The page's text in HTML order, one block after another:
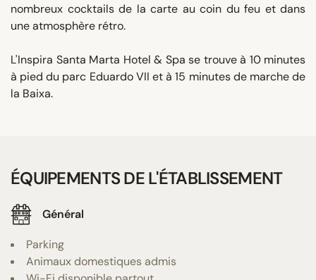
nombreux cocktails de la carte au coin du feu et dans
une atmosphère rétro.
L'Inspira Santa Marta Hotel & Spa se trouve à 10 minutes
à pied du parc Eduardo VII et à 15 minutes de marche de
la Baixa.
ÉQUIPEMENTS DE L'ÉTABLISSEMENT
Général
Parking
Animaux domestiques admis